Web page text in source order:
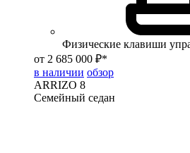
Физические клавиши
от 2 685 000 ₽*
в наличии обзор
ARRIZO 8
Семейный седан